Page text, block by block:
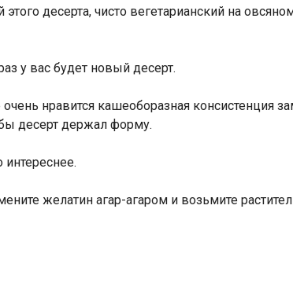
десерта, чисто вегетарианский на
у вас будет новый десерт.
нравится кашеоборазная консистенция
десерт держал форму.
интереснее.
желатин агар-агаром и возьмите